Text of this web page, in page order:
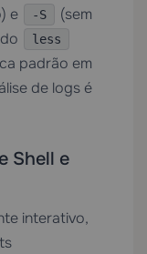
e -S
(sem
less
padrão em
de logs é
Shell e
interativo,